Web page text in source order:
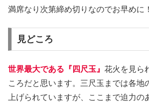
満席なり次第締め切りなのでお早めに！
見どころ
世界最大である『四尺玉』 花火を見ら
ころだと思います。三尺玉までは各地
上げられていますが、ここまで迫力の